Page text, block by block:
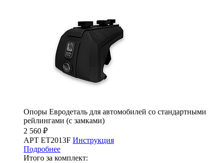
Опоры Евродеталь для автомобилей со стандартными
рейлингами (с замками)
2 560 ₽
АРТ ET2013F Инструкция
Подробнее
Итого за комплект: